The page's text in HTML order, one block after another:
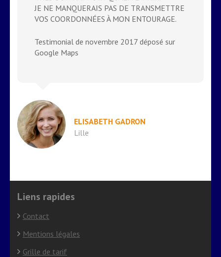
JE NE MANQUERAIS PAS DE TRANSMETTRE
VOS COORDONNÉES À MON ENTOURAGE.
Testimonial de novembre 2017 déposé sur
Google Maps
ELISABETH GADRON
Lille
Liens rapides
Contact
Mentions légales
Grille de tarif